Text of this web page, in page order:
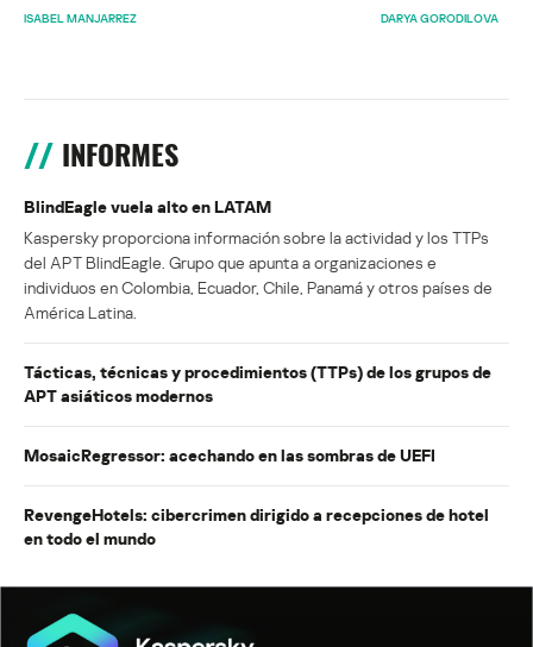
ISABEL MANJARREZ
DARYA GORODILOVA
INFORMES
BlindEagle vuela alto en LATAM
Kaspersky proporciona información sobre la actividad y los TTPs
del APT BlindEagle. Grupo que apunta a organizaciones e
individuos en Colombia, Ecuador, Chile, Panamá y otros países de
América Latina.
Tácticas, técnicas y procedimientos (TTPs) de los grupos de
APT asiáticos modernos
MosaicRegressor: acechando en las sombras de UEFI
RevengeHotels: cibercrimen dirigido a recepciones de hotel
en todo el mundo